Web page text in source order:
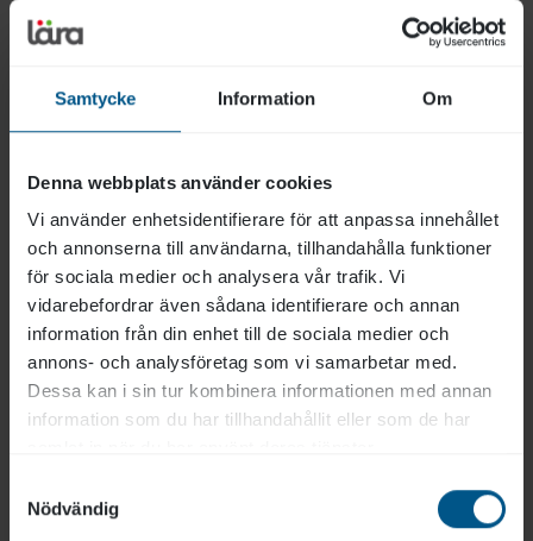
Samtycke Information Om
Denna webbplats använder cookies
Vi använder enhetsidentifierare för att anpassa innehållet
och annonserna till användarna, tillhandahålla funktioner
för sociala medier och analysera vår trafik. Vi
vidarebefordrar även sådana identifierare och annan
information från din enhet till de sociala medier och
annons- och analysföretag som vi samarbetar med.
Dessa kan i sin tur kombinera informationen med annan
information som du har tillhandahållit eller som de har
Nödvändig
och har en fungerande mikrofon tillgänglig. Vi
rekommenderar även att man gör sig redo ca 10
minuter innan utbildningen startar för att
förutsättningar för din utbildning här:
utbildningar via Zoom
Pris (exkl moms)
Längd: 1/2 dag